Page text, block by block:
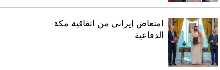
امتعاض إيراني من اتفاقية مكة
الدفاعية